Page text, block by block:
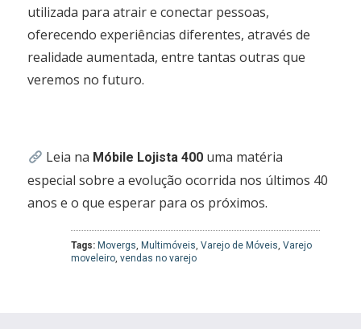
utilizada para atrair e conectar pessoas,
oferecendo experiências diferentes, através de
realidade aumentada, entre tantas outras que
veremos no futuro.
Leia na Móbile Lojista 400uma matéria
especial sobre a evolução ocorrida nos últimos 40
anos e o que esperar para os próximos.
Tags: Movergs, Multimóveis, Varejo de Móveis, Varejo
moveleiro, vendas no varejo